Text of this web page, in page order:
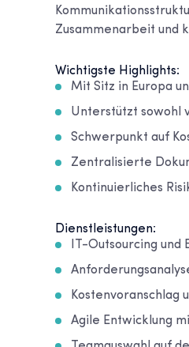
Zusammenarbeit und
Wichtigste Highlights:
Mit Sitz in Europa
Unterstützt sowohl
Schwerpunkt auf
Zentralisierte
Kontinuierliches
Dienstleistungen:
IT-Outsourcing
Kostenvoranschlag
Agile Entwicklung